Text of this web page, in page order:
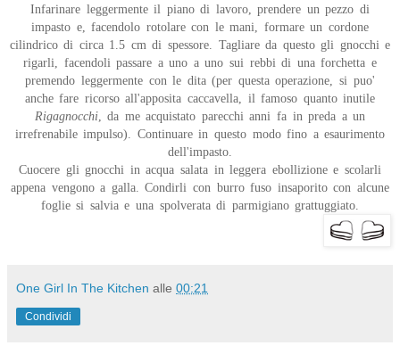
Infarinare leggermente il piano di lavoro, prendere un pezzo di
impasto e, facendolo rotolare con le mani, formare un cordone
cilindrico di circa 1.5 cm di spessore. Tagliare da questo gli gnocchi e
rigarli, facendoli passare a uno a uno sui rebbi di una forchetta e
premendo leggermente con le dita (per questa operazione, si puo'
anche fare ricorso all'apposita caccavella, il famoso quanto inutile
Rigagnocchi, da me acquistato parecchi anni fa in preda a un
irrefrenabile impulso). Continuare in questo modo fino a esaurimento
dell'impasto.
Cuocere gli gnocchi in acqua salata in leggera ebollizione e scolarli
appena vengono a galla. Condirli con burro fuso insaporito con alcune
foglie si salvia e una spolverata di parmigiano grattuggiato.
One Girl In The Kitchen alle 00:21
Condividi